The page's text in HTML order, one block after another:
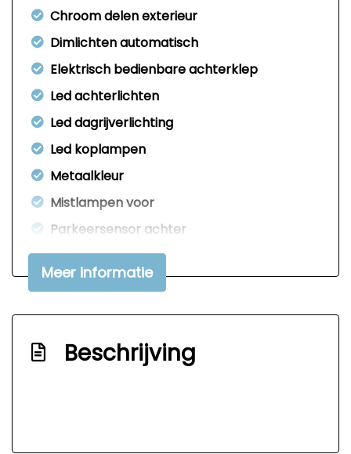
Chroom delen exterieur
Dimlichten automatisch
Elektrisch bedienbare achterklep
Led achterlichten
Led dagrijverlichting
Led koplampen
Metaalkleur
Mistlampen voor
Parkeersensor achter
Parkeersensor voor
Ruitensproeiers/wisserbladen
Trekhaak met afneembare kogel
Overige
Meer informatie
Beschrijving